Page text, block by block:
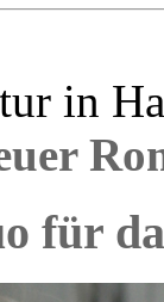
in
für